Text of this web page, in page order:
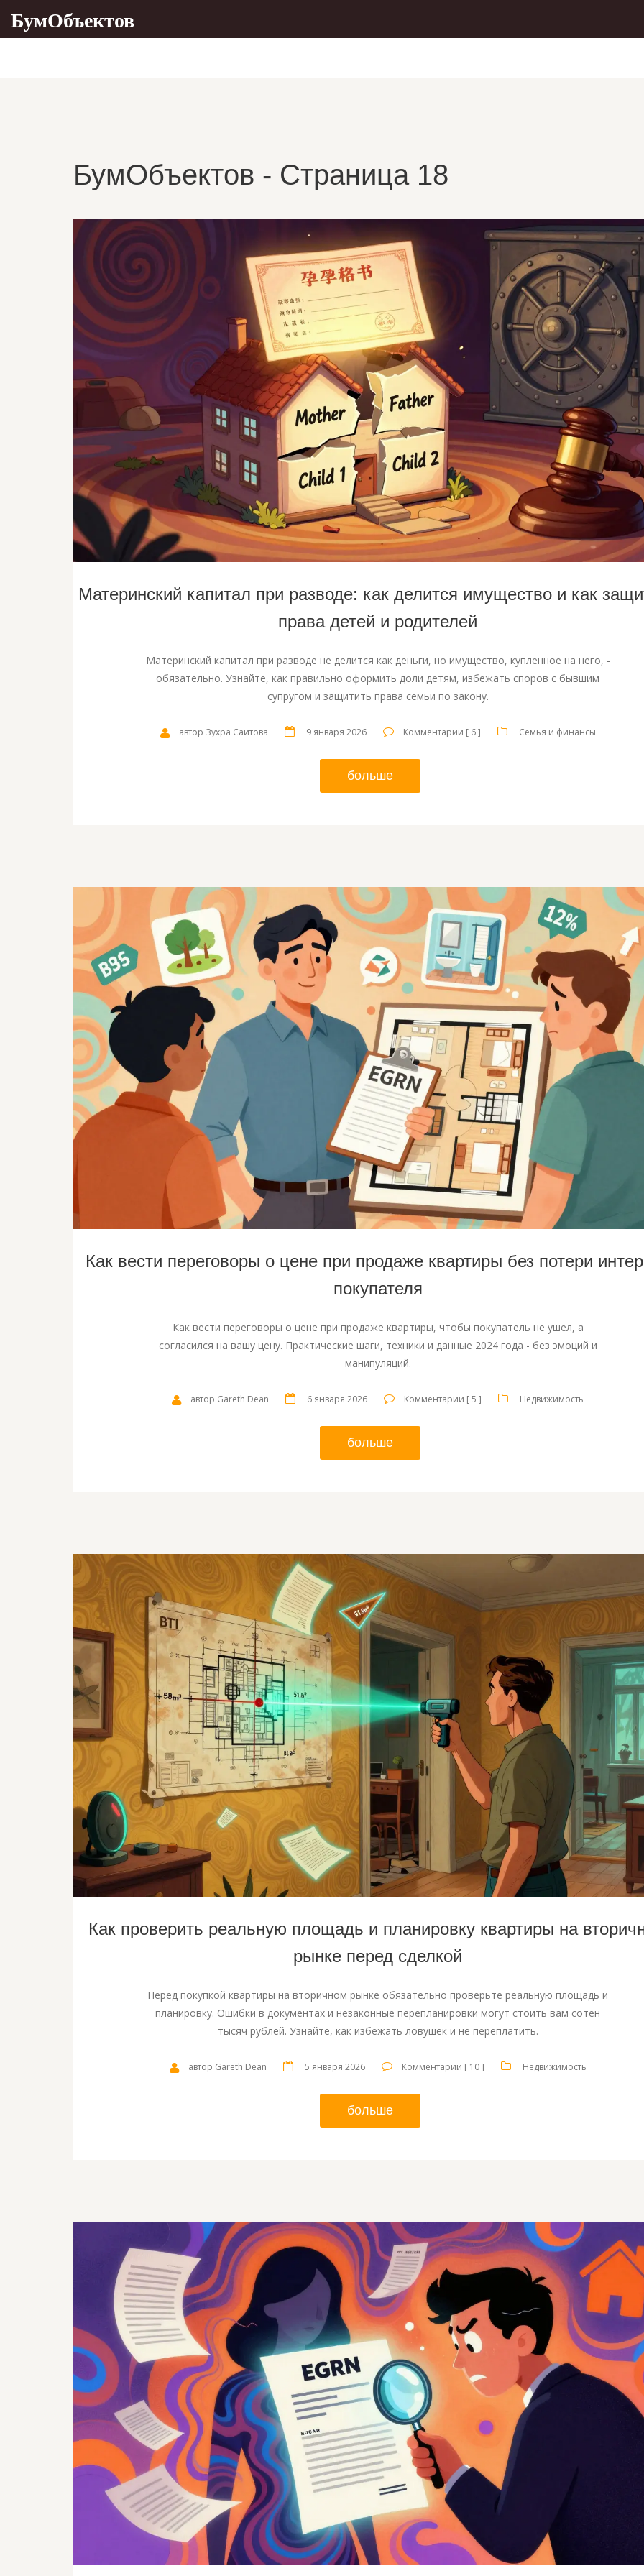
БумОбъектов
БумОбъектов - Страница 18
Материнский капитал при разводе: как делится имущество и как
права детей и родителей
Материнский капитал при разводе не делится как деньги, но имущество, купленное на него, -
обязательно. Узнайте, как правильно оформить доли детям, избежать споров с бывшим
супругом и защитить права семьи по закону.
автор Зухра Саитова 9 января 2026 Комментарии [ 6 ] Семья и финансы
больше
Как вести переговоры о цене при продаже квартиры без потери
покупателя
Как вести переговоры о цене при продаже квартиры, чтобы покупатель не ушел, а
согласился на вашу цену. Практические шаги, техники и данные 2024 года - без эмоций и
манипуляций.
автор Gareth Dean 6 января 2026 Комментарии [ 5 ] Недвижимость
больше
Как проверить реальную площадь и планировку квартиры на
рынке перед сделкой
Перед покупкой квартиры на вторичном рынке обязательно проверьте реальную площадь и
планировку. Ошибки в документах и незаконные перепланировки могут стоить вам сотен
тысяч рублей. Узнайте, как избежать ловушек и не переплатить.
автор Gareth Dean 5 января 2026 Комментарии [ 10 ] Недвижимость
больше